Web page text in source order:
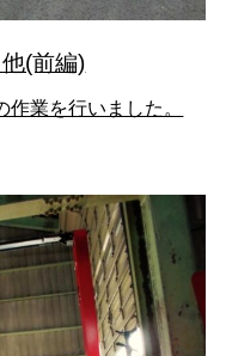
(前編)
業を行いました。